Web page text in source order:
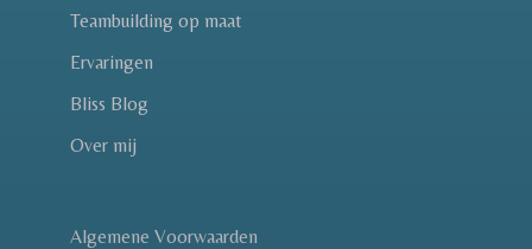
Teambuilding op maat
Ervaringen
Bliss Blog
Over mij
Algemene Voorwaarden